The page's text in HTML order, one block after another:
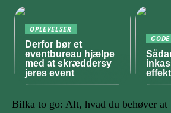
OPLEVELSER
Derfor bør et
eventbureau hjælpe
med at skræddersy
jeres event
Bilka to go: Alt, hvad du behøver